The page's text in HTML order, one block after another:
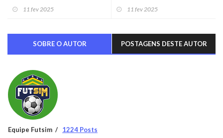
11 fev 2025 11 fev 2025
SOBRE O AUTOR POSTAGENS DESTE AUTOR
Equipe Futsim 1224 Posts